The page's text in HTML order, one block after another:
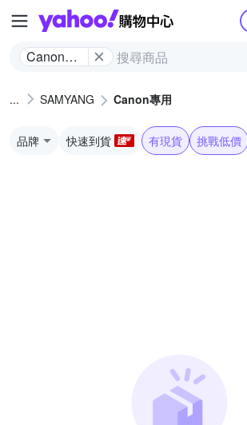
Yahoo購物
Canon專
SAMYANG Canon專用
品牌 快速到貨 有現貨 挑戰低價